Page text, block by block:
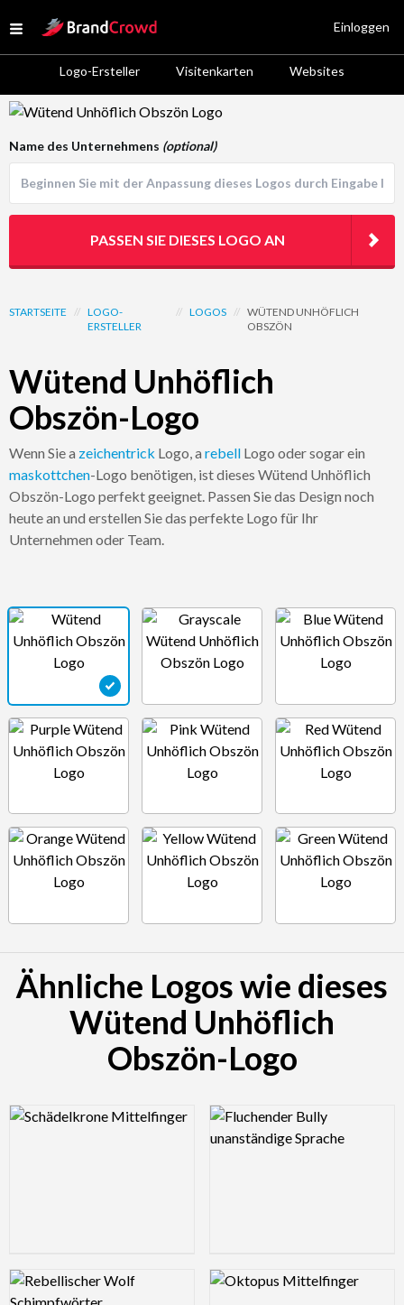
Open menu
Site Logo
Logo-Ersteller Visitenkarten Websites
Einloggen
Logo Template Preview
STARTSEITE // LOGO-
ERSTELLER
// LOGOS // WÜTEND UNHÖFLICH
OBSZÖN
Wütend Unhöflich
Obszön-Logo
Wenn Sie a zeichentrick Logo, a rebell Logo oder sogar ein
maskottchen-Logo benötigen, ist dieses Wütend Unhöflich
Obszön-Logo perfekt geeignet. Passen Sie das Design noch
heute an und erstellen Sie das perfekte Logo für Ihr
Unternehmen oder Team.
Name des Unternehmens (optional)
PASSEN SIE DIESES LOGO AN
Ähnliche Logos wie dieses
Wütend Unhöflich
Obszön-Logo
Logo Preview Image Logo Preview Image
Logo Preview Image Logo Preview Image